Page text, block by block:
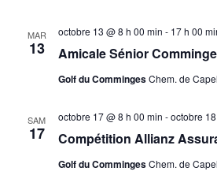
MAR
13 Amicale Sénior
octobre 13 @ 8 h 00 min - 17 h 00
Golf du CommingesChem. de
SAM
17 Compétition Allianz
octobre 17 @ 8 h 00 min -octobre
Golf du CommingesChem. de